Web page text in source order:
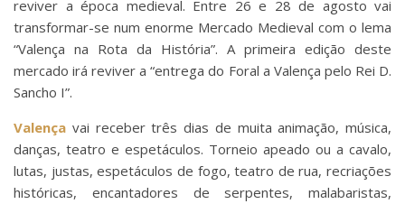
reviver a época medieval. Entre 26 e 28 de agosto vai
transformar-se num enorme Mercado Medieval com o lema
“Valença na Rota da História”. A primeira edição deste
mercado irá reviver a “entrega do Foral a Valença pelo Rei D.
Sancho I”.
Valença vai receber três dias de muita animação, música,
danças, teatro e espetáculos. Torneio apeado ou a cavalo,
lutas, justas, espetáculos de fogo, teatro de rua, recriações
históricas, encantadores de serpentes, malabaristas,